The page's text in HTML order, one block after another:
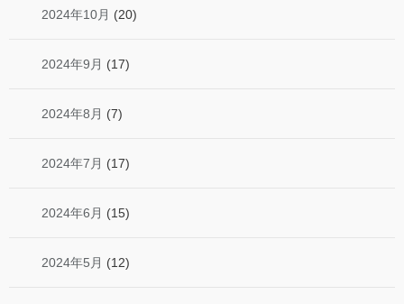
2024年10月 (20)
2024年9月 (17)
2024年8月 (7)
2024年7月 (17)
2024年6月 (15)
2024年5月 (12)